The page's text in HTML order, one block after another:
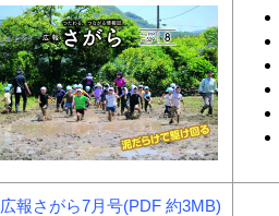
広報さがら7月号(PDF 約3MB)